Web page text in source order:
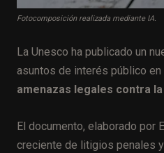
Fotocomposición realizada mediante IA.
La Unesco ha publicado un
asuntos de interés público
amenazas legales contra
El documento, elaborado por
creciente de litigios penales